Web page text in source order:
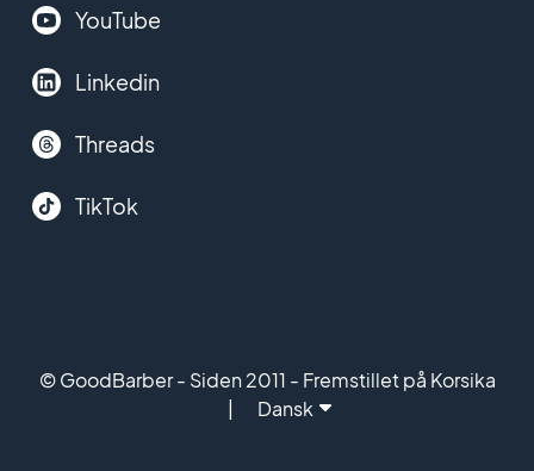
YouTube
Linkedin
Threads
TikTok
© GoodBarber - Siden 2011 - Fremstillet på Korsika
Dansk